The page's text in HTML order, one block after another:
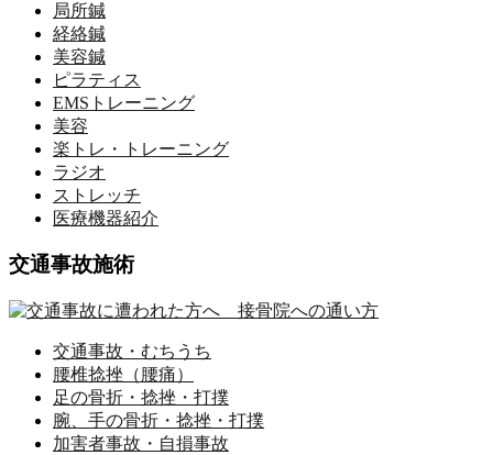
局所鍼
経絡鍼
美容鍼
ピラティス
EMSトレーニング
美容
楽トレ・トレーニング
ラジオ
ストレッチ
医療機器紹介
交通事故施術
交通事故・むちうち
腰椎捻挫（腰痛）
足の骨折・捻挫・打撲
腕、手の骨折・捻挫・打撲
加害者事故・自損事故